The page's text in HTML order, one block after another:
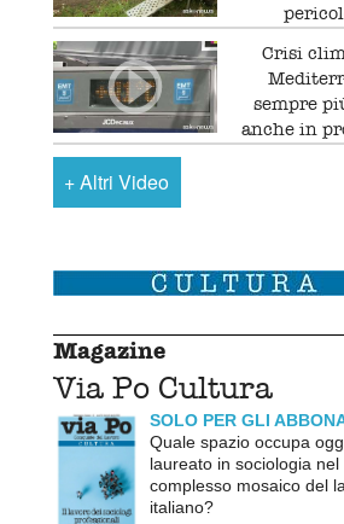
Crisi
sempre
anche in
+Altri Video
Magazine
Via Po Cultura
SOLO PER GLI
Quale spazio occupa
laureato in sociologia nel
complesso mosaico del
italiano?